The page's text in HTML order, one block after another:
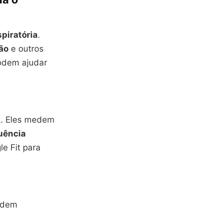
.
e outros
ajudar
Eles medem
Fit para